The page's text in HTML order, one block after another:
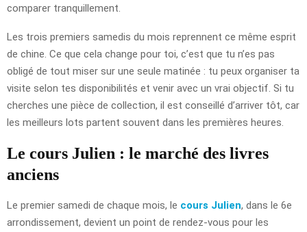
comparer tranquillement.
Les trois premiers samedis du mois reprennent ce même esprit
de chine. Ce que cela change pour toi, c’est que tu n’es pas
obligé de tout miser sur une seule matinée : tu peux organiser ta
visite selon tes disponibilités et venir avec un vrai objectif. Si tu
cherches une pièce de collection, il est conseillé d’arriver tôt, car
les meilleurs lots partent souvent dans les premières heures.
Le cours Julien : le marché des livres
anciens
Le premier samedi de chaque mois, le cours Julien, dans le 6e
arrondissement, devient un point de rendez-vous pour les